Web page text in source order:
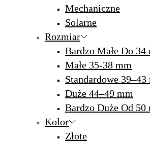
Mechaniczne
Solarne
Rozmiar
Bardzo Małe Do 34
Małe 35-38 mm
Standardowe 39–43
Duże 44–49 mm
Bardzo Duże Od 50
Kolor
Złote